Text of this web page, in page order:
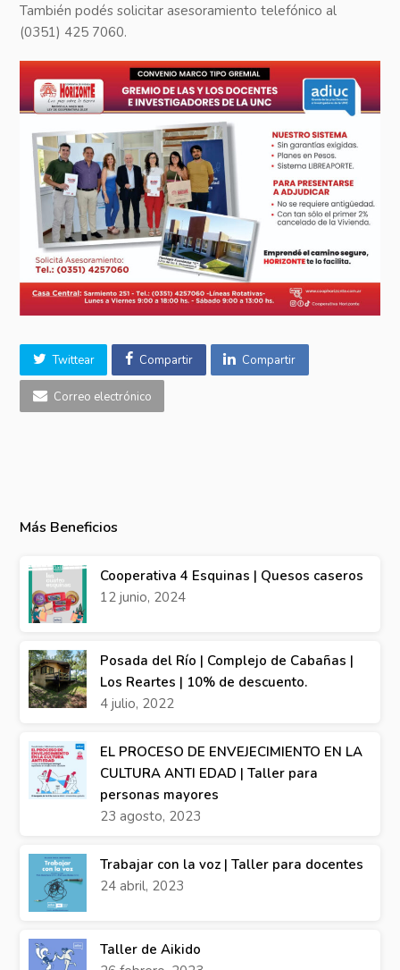
También podés solicitar asesoramiento telefónico al
(0351) 425 7060.
Twittear Compartir Compartir
Correo electrónico
Más Beneficios
Cooperativa 4 Esquinas | Quesos caseros
12 junio, 2024
Posada del Río | Complejo de Cabañas |
Los Reartes | 10% de descuento.
4 julio, 2022
EL PROCESO DE ENVEJECIMIENTO EN LA
CULTURA ANTI EDAD | Taller para
personas mayores
23 agosto, 2023
Trabajar con la voz | Taller para docentes
24 abril, 2023
Taller de Aikido